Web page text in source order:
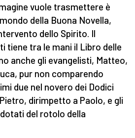
vuole trasmettere è
della Buona Novella,
dello Spirito. Il
tiene tra le mani il Libro delle
anche gli evangelisti, Matteo,
pur non comparendo
due nel novero dei Dodici
dirimpetto a Paolo, e gli
del rotolo della